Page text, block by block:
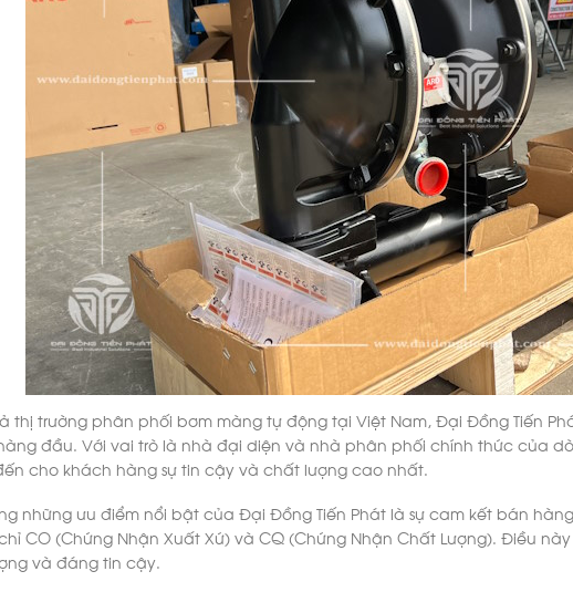
thị trường phân phối bơm màng tự động tại Việt Nam, Đại Đồng Tiến
đầu. Với vai trò là nhà đại diện và nhà phân phối chính thức của
cho khách hàng sự tin cậy và chất lượng cao nhất.
những ưu điểm nổi bật của Đại Đồng Tiến Phát là sự cam kết bán
CO (Chứng Nhận Xuất Xứ) và CQ (Chứng Nhận Chất Lượng). Điều
và đáng tin cậy.